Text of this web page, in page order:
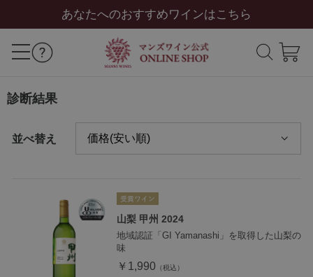
あなたへのおすすめワインはこちら
診断結果
並べ替え
山梨 甲州 2024
地域認証「GI Yamanashi」を取得した山梨の
味
￥1,990